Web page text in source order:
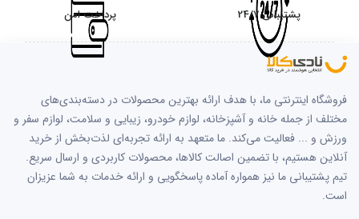
پشتیبانی 24/7 پرداخت امن
فروشگاه اینترنتی ما، با هدف ارائه بهترین محصولات در دسته‌بندی‌های
مختلف از جمله خانه و آشپزخانه، لوازم خودرو، زیبایی و سلامت، لوازم سفر و
ورزش و ... فعالیت می‌کند. ما متعهد به ارائه تجربه‌ای لذت‌بخش از خرید
آنلاین هستیم، با تضمین اصالت کالاها، محصولات کاربردی و ارسال سریع.
تیم پشتیبانی ما نیز همواره آماده پاسخگویی و ارائه خدمات به شما عزیزان
است.